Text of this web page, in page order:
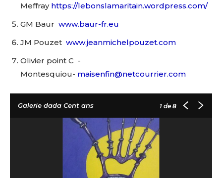
Meffray https://lebonslamaritain.wordpress.com/
GM Baur www.baur-fr.eu
JM Pouzet www.jeanmichelpouzet.com
Olivier point C -
Montesquiou- maisenfin@netcourrier.com
Galerie dada Cent ans 1 de 8